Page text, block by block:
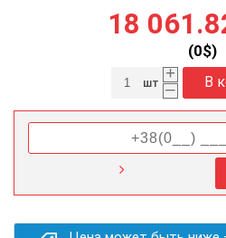
18
(0$)
+
–
В
шт